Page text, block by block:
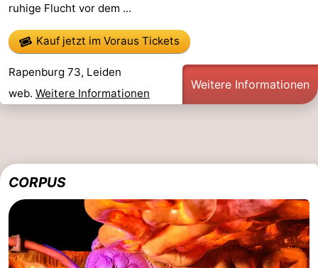
ruhige Flucht vor dem ...
Kauf jetzt im Voraus Tickets
Rapenburg 73, Leiden
web. Weitere Informationen
Weitere Informationen
CORPUS